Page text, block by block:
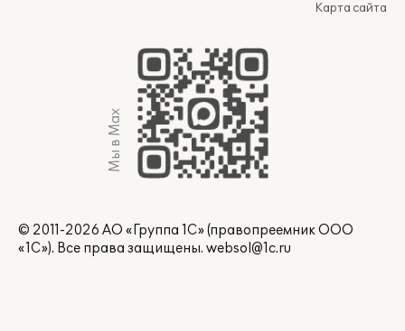
Карта сайта
Мы в Max
© 2011-2026 АО «Группа 1С» (правопреемник ООО
«1С»). Все права защищены. websol@1c.ru